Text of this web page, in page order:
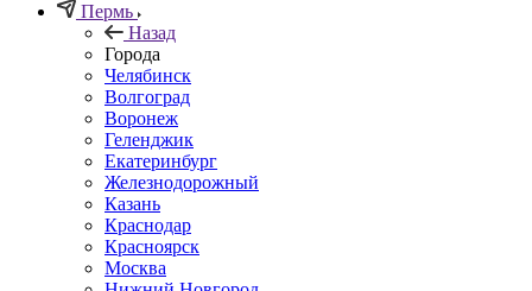
Пермь
Назад
Города
Челябинск
Волгоград
Воронеж
Геленджик
Екатеринбург
Железнодорожный
Казань
Краснодар
Красноярск
Москва